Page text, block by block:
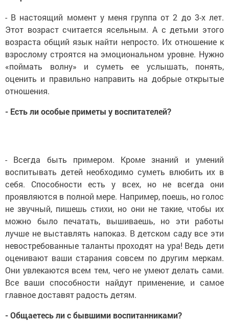
- В настоящий момент у меня группа от 2 до 3-х лет.
Этот возраст считается ясельным. А с детьми этого
возраста общий язык найти непросто. Их отношение к
взрослому строятся на эмоциональном уровне. Нужно
«поймать волну» и суметь ее услышать, понять,
оценить и правильно направить на добрые открытые
отношения.
- Есть ли особые приметы у воспитателей?
- Всегда быть примером. Кроме знаний и умений
воспитывать детей необходимо суметь влюбить их в
себя. Способности есть у всех, но не всегда они
проявляются в полной мере. Например, поешь, но голос
не звучный, пишешь стихи, но они не такие, чтобы их
можно было печатать, вышиваешь, но эти работы
лучше не выставлять напоказ. В детском саду все эти
невостребованные таланты проходят на ура! Ведь дети
оценивают ваши старания совсем по другим меркам.
Они увлекаются всем тем, чего не умеют делать сами.
Все ваши способности найдут применение, и самое
главное доставят радость детям.
- Общаетесь ли с бывшими воспитанниками?